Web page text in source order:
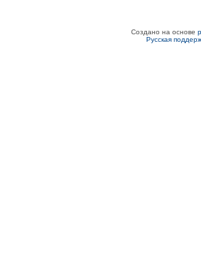
Создано на основе
Русская